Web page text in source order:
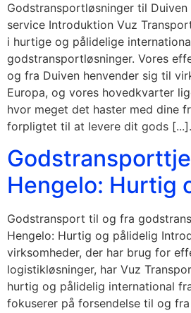
Godstransportløsninger til
service Introduktion Vuz
i hurtige og pålidelige
godstransportløsninger. Vores
og fra Duiven henvender sig til
Europa, og vores hovedkvarter
hvor meget det haster med dine
forpligtet til at levere dit gods [...].
Hengelo: Hurtig
Godstransport til og fra
Hengelo: Hurtig og pålidelig
virksomheder, der har brug for
logistikløsninger, har Vuz
hurtig og pålidelig international
fokuserer på forsendelse til og